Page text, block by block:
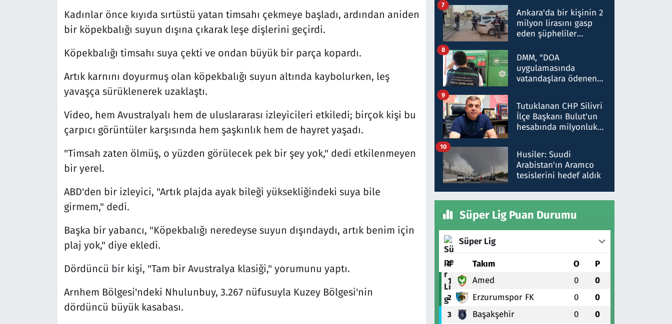
Kadınlar önce kıyıda sırtüstü yatan timsahı çekmeye başladı, ardından aniden
bir köpekbalığı suyun dışına çıkarak leşe dişlerini geçirdi.
Köpekbalığı timsahı suya çekti ve ondan büyük bir parça kopardı.
Artık karnını doyurmuş olan köpekbalığı suyun altında kaybolurken, leş
yavaşça sürüklenerek uzaklaştı.
Video, hem Avustralyalı hem de uluslararası izleyicileri etkiledi; birçok kişi bu
çarpıcı görüntüler karşısında hem şaşkınlık hem de hayret yaşadı.
"Timsah zaten ölmüş, o yüzden görülecek pek bir şey yok," dedi etkilenmeyen
bir yerel.
ABD'den bir izleyici, "Artık plajda ayak bileği yüksekliğindeki suya bile
girmem," dedi.
Başka bir yabancı, "Köpekbalığı neredeyse suyun dışındaydı, artık benim için
plaj yok," diye ekledi.
Dördüncü bir kişi, "Tam bir Avustralya klasiği," yorumunu yaptı.
Arnhem Bölgesi'ndeki Nhulunbuy, 3.267 nüfusuyla Kuzey Bölgesi'nin
dördüncü büyük kasabası.
ifadelerinden ortaya
çıkan tablo şok etti
Ankara'da bir kişinin 2
milyon lirasını gasp
eden şüpheliler
7
DMM, "DOA
uygulamasında
vatandaşlara ödenen
düşürüldüğü" iddiasını
yalanladı
8
Tutuklanan CHP Silivri
İlçe Başkanı Bulut'un
hesabında milyonluk
talimat verdi, ben
gönderdim
9
Husiler: Suudi
Arabistan'ın Aramco
tesislerini hedef aldık
10
Süper Lig Puan Durumu
Süper Lig
# Takım O P
1 Amed 0 0
2 Erzurumspor FK 0 0
3 Başakşehir 0 0